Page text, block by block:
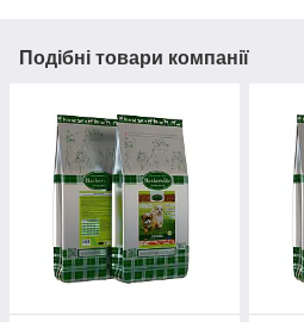
Подібні товари компанії